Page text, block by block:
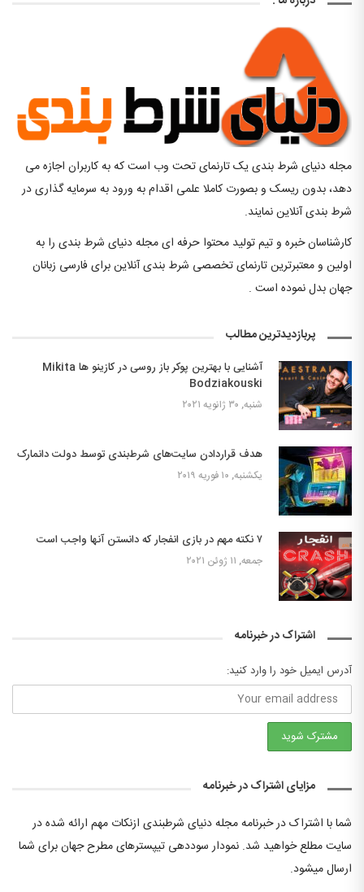
مجله دنیای شرط بندی یک تارنمای تحت وب است که به کاربران اجازه می
دهد، بدون ریسک و بصورت کاملا علمی اقدام به ورود به سرمایه گذاری در
شرط بندی آنلاین نمایند.
کارشناسان خبره و تیم تولید محتوا حرفه ای مجله دنیای شرط بندی را به
اولین و معتبرترین تارنمای تخصصی شرط بندی آنلاین برای فارسی زبانان
جهان بدل نموده است .
پربازدیدترین مطالب
آشنایی با بهترین پوکر باز روسی در کازینو ها Mikita
Bodziakouski
شنبه, ۳۰ ژانویه ۲۰۲۱
هدف قراردادن سایت‌های شرط‌بندی توسط دولت دانمارک
یکشنبه, ۱۰ فوریه ۲۰۱۹
۷ نکته مهم در بازی انفجار که دانستن آنها واجب است
جمعه, ۱۱ ژوئن ۲۰۲۱
اشتراک در خبرنامه
آدرس ایمیل خود را وارد کنید:
مزایای اشتراک در خبرنامه
شما با اشتراک در خبرنامه مجله دنیای شرطبندی ازنکات مهم ارائه شده در
سایت مطلع خواهید شد. نمودار سوددهی تیپسترهای مطرح جهان برای شما
ارسال میشود.